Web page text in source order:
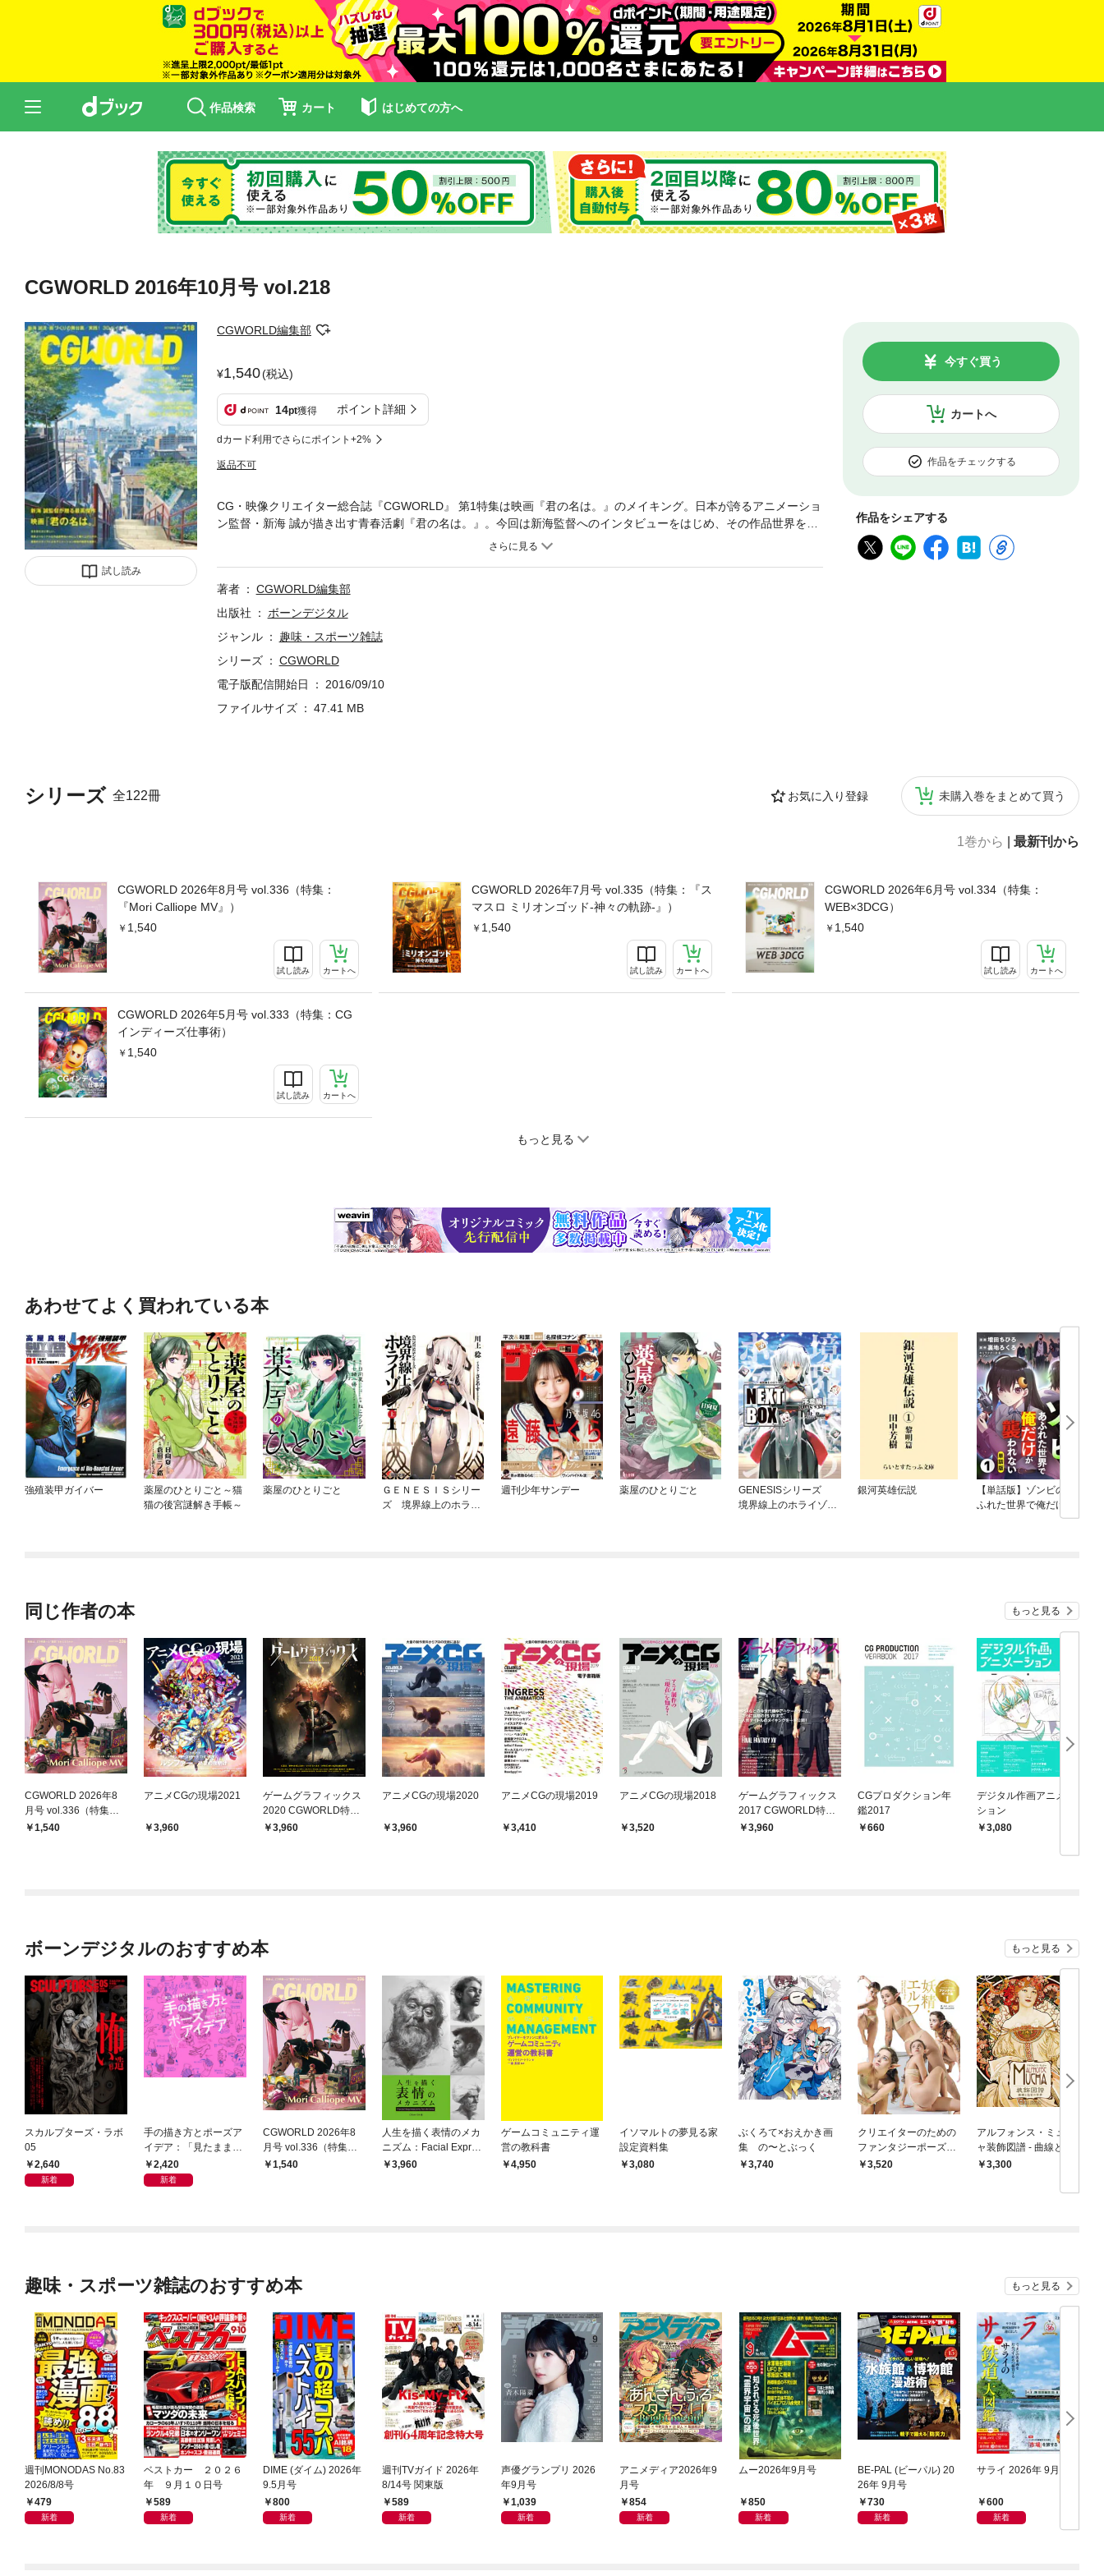
作品検索 カート はじめての方へ
CGWORLD 2016年10月号 vol.218
試し読み
CGWORLD編集部
1,540(税込)
14pt獲得 ポイント詳細
dカード利用でさらにポイント+2%
返品不可
カートへ
今すぐ買う
作品をチェックする
作品をシェアする
シリーズ 全122冊 お気に入り登録 未購入巻をまとめて買う
1巻から 最新刊から
CGWORLD 2026年8月号 vol.336（特集：
『Mori Calliope MV』）
1,540
試し読み カートへ
CGWORLD 2026年7月号 vol.335（特集：『ス
マスロ ミリオンゴッド-神々の軌跡-』）
1,540
試し読み カートへ
CGWORLD 2026年6月号 vol.334（特集：
WEB×3DCG）
1,540
試し読み カートへ
CGWORLD 2026年5月号 vol.333（特集：CG
インディーズ仕事術）
1,540
試し読み カートへ
もっと見る
CG・映像クリエイター総合誌『CGWORLD』 第1特集は映画『君の名は。』のメイキング。日本が誇るアニメーショ
ン監督・新海 誠が描き出す青春活劇『君の名は。』。今回は新海監督へのインタビューをはじめ、その作品世界を描
き出している中核スタッフへの取材を通じて、新海監督作品がいかにして生み出されているのか紐解いていく。
著者
CGWORLD編集部
出版社
ボーンデジタル
ジャンル
趣味・スポーツ雑誌
シリーズ
CGWORLD
電子版配信開始日
2016/09/10
ファイルサイズ
47.41 MB
あわせてよく買われている本
強殖装甲ガイバー
薬屋のひとりごと～猫
猫の後宮謎解き手帳～
薬屋のひとりごと
ＧＥＮＥＳＩＳシリー
ズ 境界線上のホライ
週刊少年サンデー 薬屋のひとりごと
GENESISシリーズ
境界線上のホライゾン
銀河英雄伝説
【単話版】ゾンビのあ
ふれた世界で俺だけが
襲われない（フルカラ
同じ作者の本 もっと見る
CGWORLD 2026年8
月号 vol.336（特集：
『Mori Calliope M
1,540
アニメCGの現場2021
3,960
ゲームグラフィックス
2020 CGWORLD特別
編集版
3,960
アニメCGの現場2020
3,960
アニメCGの現場2019
3,410
アニメCGの現場2018
3,520
ゲームグラフィックス
2017 CGWORLD特別
編集版
3,960
CGプロダクション年
鑑2017
660
デジタル作画アニメー
ション
3,080
ボーンデジタルのおすすめ本 もっと見る
スカルプターズ・ラボ
05
2,640
新着
手の描き方とポーズア
イデア：「見たまま描
く」から「思い通りに
描く」へ
2,420
新着
CGWORLD 2026年8
月号 vol.336（特集：
『Mori Calliope M
1,540
人生を描く表情のメカ
ニズム：Facial Expres
sions for Artists
3,960
ゲームコミュニティ運
営の教科書
4,950
イソマルトの夢見る家
設定資料集
3,080
ぶくろて×おえかき画
集 の〜とぶっく
3,740
クリエイターのための
ファンタジーポーズ集
1 妖精・エルフ
3,520
アルフォンス・ミュシ
ャ装飾図譜 - 曲線と色
彩の世界 -
3,300
趣味・スポーツ雑誌のおすすめ本 もっと見る
週刊MONODAS No.83
2026/8/8号
479
新着
ベストカー ２０２６
年 ９月１０日号
589
新着
DIME (ダイム) 2026年
9.5月号
800
新着
週刊TVガイド 2026年
8/14号 関東版
589
新着
声優グランプリ 2026
年9月号
1,039
新着
アニメディア2026年9
月号
854
新着
ムー2026年9月号
850
新着
BE-PAL (ビーパル) 20
26年 9月号
730
新着
サライ 2026年 9月号
600
新着